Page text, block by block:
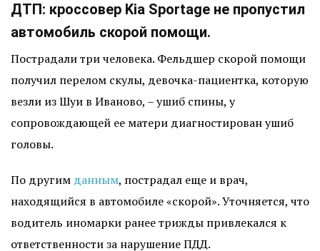
ДТП: кроссовер Kia Sportage не пропустил
автомобиль скорой помощи.
Пострадали три человека. Фельдшер скорой помощи
получил перелом скулы, девочка-пациентка, которую
везли из Шуи в Иваново, – ушиб спины, у
сопровождающей ее матери диагностирован ушиб
головы.
По другим данным, пострадал еще и врач,
находящийся в автомобиле «скорой». Уточняется, что
водитель иномарки ранее трижды привлекался к
ответственности за нарушение ПДД.